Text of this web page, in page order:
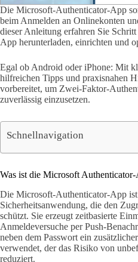
Die Microsoft-Authenticator-App
beim Anmelden an Onlinekonten
dieser Anleitung erfahren Sie
App herunterladen, einrichten und
Egal ob Android oder iPhone: Mit
hilfreichen Tipps und praxisnahen
vorbereitet, um Zwei-Faktor-
zuverlässig einzusetzen.
Schnellnavigation
Was ist die Microsoft
Die Microsoft-Authenticator-App ist
Sicherheitsanwendung, die den
schützt. Sie erzeugt zeitbasierte
Anmeldeversuche per Push-
neben dem Passwort ein
verwendet, der das Risiko von
reduziert.